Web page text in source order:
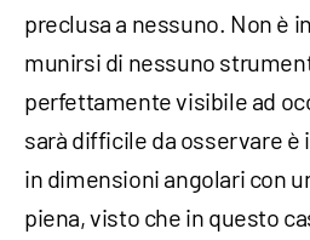
preclusa a nessuno. Non è
munirsi di nessuno
perfettamente visibile ad
sarà difficile da osservare è
in dimensioni angolari con
piena, visto che in questo